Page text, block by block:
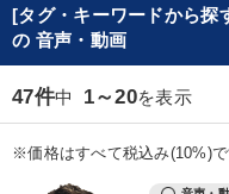
mic 講演収録物を探す
ます
カテゴリー
[タグ・キーワードから探
の 音声・動画
47件中 1～20を表示
※価格はすべて税込み(10%)で